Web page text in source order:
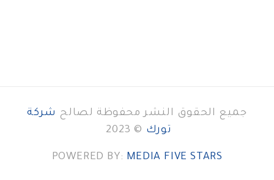
جميع الحقوق النشر محفوظة لصالح شركة
تورك © 2023
POWERED BY: MEDIA FIVE STARS